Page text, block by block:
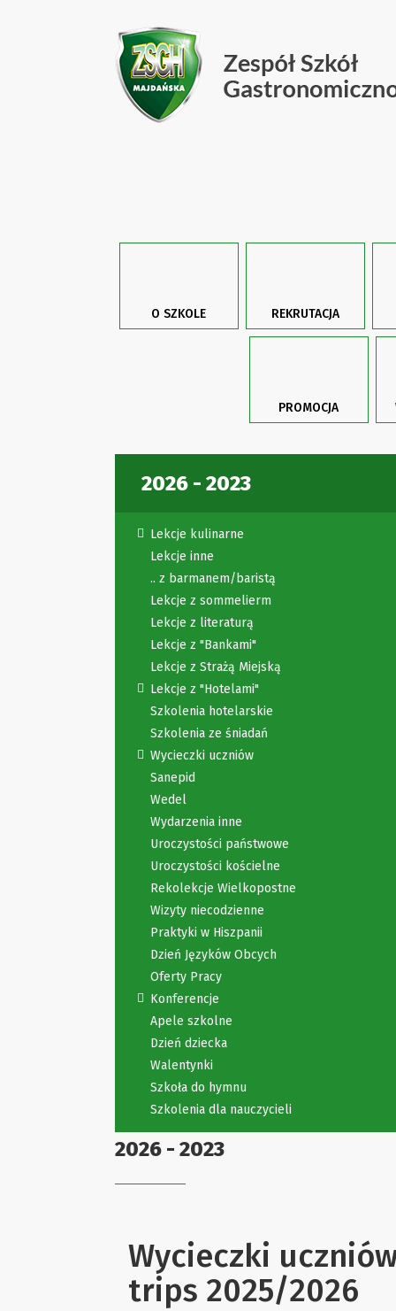
O SZKOLE REKRUTACJA
PROMOCJA
2026 - 2023
Lekcje kulinarne
Lekcje inne
.. z barmanem/baristą
Lekcje z sommelierm
Lekcje z literaturą
Lekcje z "Bankami"
Lekcje z Strażą Miejską
Lekcje z "Hotelami"
Szkolenia hotelarskie
Szkolenia ze śniadań
Wycieczki uczniów
Sanepid
Wedel
Wydarzenia inne
Uroczystości państwowe
Uroczystości kościelne
Rekolekcje Wielkopostne
Wizyty niecodzienne
Praktyki w Hiszpanii
Dzień Języków Obcych
Oferty Pracy
Konferencje
Apele szkolne
Dzień dziecka
Walentynki
Szkoła do hymnu
Szkolenia dla nauczycieli
2026 - 2023
Wycieczki
trips 2025/2026